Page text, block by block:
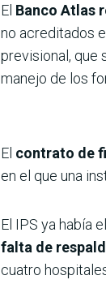
El Banco Atlas
no acreditados
previsional, que
manejo de los
El contrato de
en el que una
El IPS ya había
falta de
cuatro